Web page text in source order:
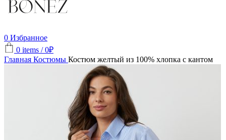
0 Избранное
0 items / 0₽
Главная Костюмы Костюм желтый из 100% хлопка с кантом